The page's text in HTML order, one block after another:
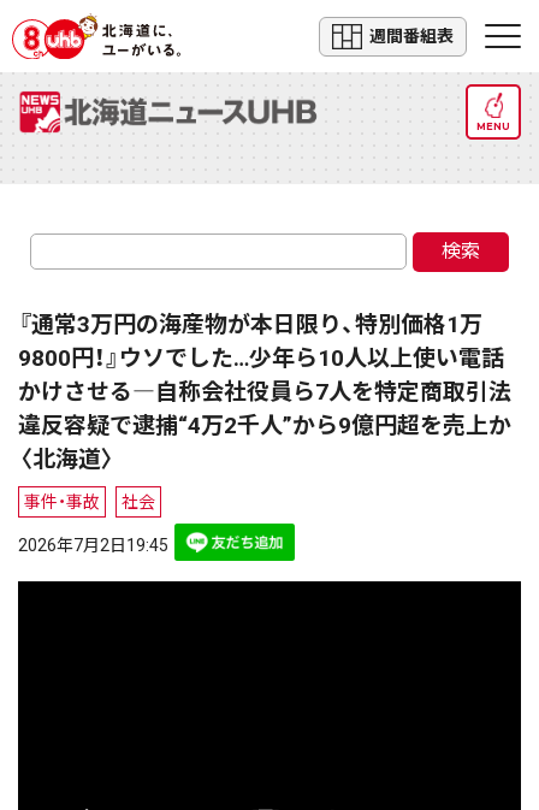
週間番組表
MENU
検索
『通常3万円の海産物が本日限り、特別価格1万
9800円！』ウソでした…少年ら10人以上使い電話
かけさせる―自称会社役員ら7人を特定商取引法
違反容疑で逮捕“4万2千人”から9億円超を売上か
〈北海道〉
事件・事故 社会
2026年7月2日19:45